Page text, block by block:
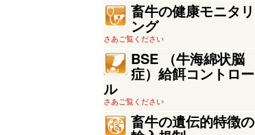
畜牛の健康モニタリ
ング
さあご覧ください
BSE （牛海綿状脳
症）給餌コントロー
ル
さあご覧ください
畜牛の遺伝的特徴の